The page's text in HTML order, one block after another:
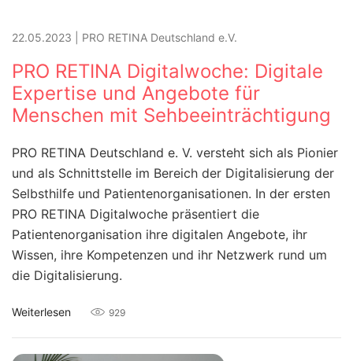
22.05.2023 PRO RETINA Deutschland e.V.
PRO RETINA Digitalwoche: Digitale
Expertise und Angebote für
Menschen mit Sehbeeinträchtigung
PRO RETINA Deutschland e. V. versteht sich als Pionier
und als Schnittstelle im Bereich der Digitalisierung der
Selbsthilfe und Patientenorganisationen. In der ersten
PRO RETINA Digitalwoche präsentiert die
Patientenorganisation ihre digitalen Angebote, ihr
Wissen, ihre Kompetenzen und ihr Netzwerk rund um
die Digitalisierung.
Weiterlesen 929